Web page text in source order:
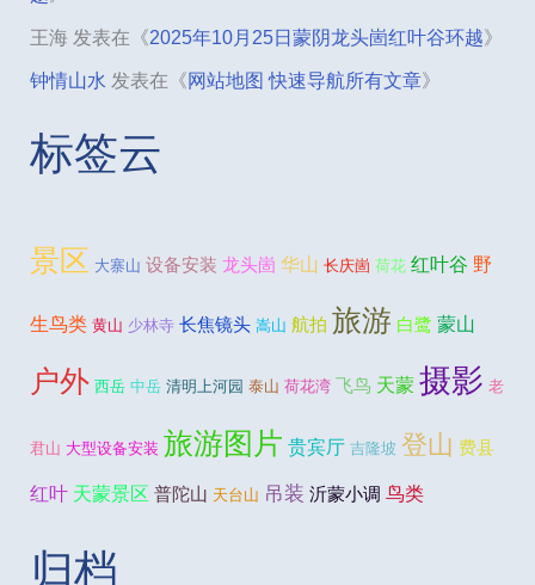
王海 发表在《2025年10月25日蒙阴龙头崮红叶谷环越》
钟情山水 发表在《网站地图 快速导航所有文章》
标签云
景区 大寨山 设备安装 龙头崮 华山 长庆崮 荷花 红叶谷 野
生鸟类 黄山 少林寺 长焦镜头 嵩山 航拍 旅游 白鹭 蒙山
户外 西岳 中岳 清明上河园 泰山 荷花湾 飞鸟 天蒙 摄影 老
君山 大型设备安装 旅游图片 贵宾厅 吉隆坡 登山 费县
红叶 天蒙景区 普陀山 天台山 吊装 沂蒙小调 鸟类
归档